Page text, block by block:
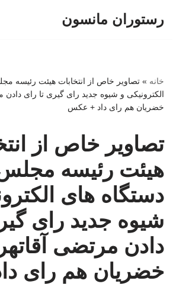
رستوران مانسون
خانه » تصاویر خاص از انتخابات هیئت رئیسه
الکترونیکی و شیوه جدید رای گیری تا رای دادن
خضریان هم رای داد + عکس
تصاویر خاص از
هیئت رئیسه
دستگاه های
شیوه جدید رای
دادن مرتضی
خضریان هم رای